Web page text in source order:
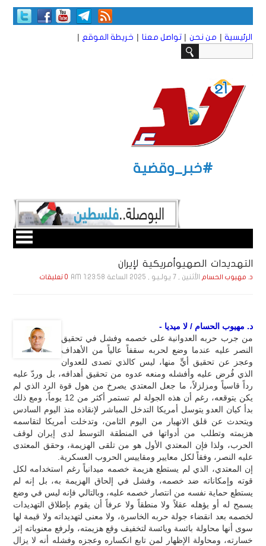
الرئيسية | من نحن | تواصل معنا | خريطة الموقع |
#خبر_وقضية
التهديدات الصهيوأمريكية لإيران
د. مهيوب الحسام الأثنين , 7 يـولـيـو , 2025 الساعة 1:23:58 AM 0 تعليقات
د. مهيوب الحسام / لا ميديا -
من جرب حربه العدوانية على خصمه وفشل في تحقيق
النصر عليه عندما وضع لحربه سقفاً عالياً من الأهداف
وعجز عن تحقيق أيٍّ منها، ليس كالذي تصدى للعدوان
الذي فُرض عليه وأفشله ومنعه عدوه من تحقيق أهدافه، بل وردّ عليه
رداً قاسياً ومزلزلاً، ما جعل المعتدي يصرخ من هول قوة الرد الذي لم
يكن يتوقعه، رغم أن هذه الجولة لم تستمر أكثر من 12 يوماً، ومع ذلك
بدأ كيان العدو يتوسل أمريكا التدخل المباشر لإنقاذه منذ اليوم السادس
ويتحدث عن قلق الانهيار من اليوم الثامن، وتدخلت أمريكا لتقاسمه
هزيمته وتطلب من أدواتها في المنطقة التوسط لدى إيران لوقف
الحرب، ولذا فإن المعتدي الأول هو من تلقى الهزيمة، وحقق المعتدى
عليه النصر، وفقاً لكل معايير ومقاييس الحروب العسكرية.
إن المعتدي، الذي لم يستطع هزيمة خصمه ميدانياً رغم استخدامه لكل
قوته وإمكاناته ضد خصمه، وفشل في إلحاق الهزيمة به، بل إنه لم
يستطع حماية نفسه من انتصار خصمه عليه، وبالتالي فإنه ليس في وضع
يسمح له أو يؤهله عقلاً ولا منطقاً ولا عرفاً أن يقوم بإطلاق التهديدات
لخصمه بعد انقضاء جولة حربه الخاسرة، ولا معنى لتهديداته ولا قيمة لها
سوى أنها محاولة بائسة ويائسة لتخفيف وقع هزيمته، ولرفع معنوياته إثر
خسارته، ومحاولة الإظهار لمن تابع انكساره وعجزه وفشله أنه لا يزال